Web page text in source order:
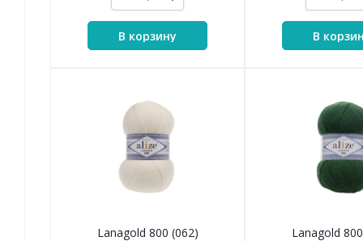
В корзину В
Lanagold 800 (062) Lanagold